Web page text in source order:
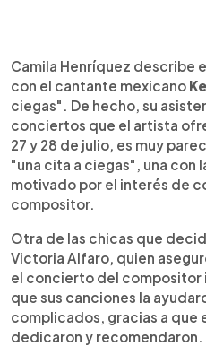
► Escuchar artículo
Camila Henríquez describe
con el cantante mexicano
ciegas". De hecho, su
conciertos que el artista
27 y 28 de julio, es muy
"una cita a ciegas", una con
motivado por el interés de
compositor.
Otra de las chicas que
Victoria Alfaro, quien
el concierto del compositor
que sus canciones la
complicados, gracias a que
dedicaron y recomendaron.